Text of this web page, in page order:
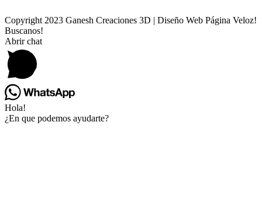
Copyright 2023 Ganesh Creaciones 3D | Diseño Web Página Veloz!
Buscanos!
Facebook
Instagram
Email
Phone
Abrir chat
Hola!
¿En que podemos ayudarte?